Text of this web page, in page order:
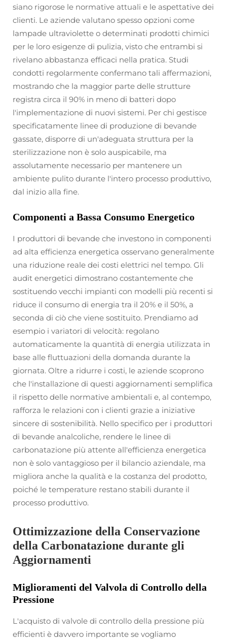
siano rigorose le normative attuali e le aspettative dei
clienti. Le aziende valutano spesso opzioni come
lampade ultraviolette o determinati prodotti chimici
per le loro esigenze di pulizia, visto che entrambi si
rivelano abbastanza efficaci nella pratica. Studi
condotti regolarmente confermano tali affermazioni,
mostrando che la maggior parte delle strutture
registra circa il 90% in meno di batteri dopo
l'implementazione di nuovi sistemi. Per chi gestisce
specificatamente linee di produzione di bevande
gassate, disporre di un'adeguata struttura per la
sterilizzazione non è solo auspicabile, ma
assolutamente necessario per mantenere un
ambiente pulito durante l'intero processo produttivo,
dal inizio alla fine.
Componenti a Bassa Consumo Energetico
I produttori di bevande che investono in componenti
ad alta efficienza energetica osservano generalmente
una riduzione reale dei costi elettrici nel tempo. Gli
audit energetici dimostrano costantemente che
sostituendo vecchi impianti con modelli più recenti si
riduce il consumo di energia tra il 20% e il 50%, a
seconda di ciò che viene sostituito. Prendiamo ad
esempio i variatori di velocità: regolano
automaticamente la quantità di energia utilizzata in
base alle fluttuazioni della domanda durante la
giornata. Oltre a ridurre i costi, le aziende scoprono
che l'installazione di questi aggiornamenti semplifica
il rispetto delle normative ambientali e, al contempo,
rafforza le relazioni con i clienti grazie a iniziative
sincere di sostenibilità. Nello specifico per i produttori
di bevande analcoliche, rendere le linee di
carbonatazione più attente all'efficienza energetica
non è solo vantaggioso per il bilancio aziendale, ma
migliora anche la qualità e la costanza del prodotto,
poiché le temperature restano stabili durante il
processo produttivo.
Ottimizzazione della Conservazione
della Carbonatazione durante gli
Aggiornamenti
Miglioramenti del Valvola di Controllo della
Pressione
L'acquisto di valvole di controllo della pressione più
efficienti è davvero importante se vogliamo